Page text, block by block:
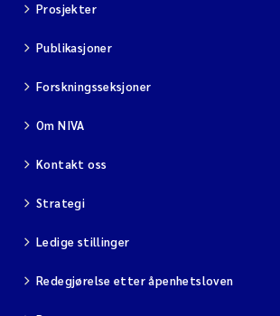
Prosjekter
Publikasjoner
Forskningsseksjoner
Om NIVA
Kontakt oss
Strategi
Ledige stillinger
Redegjørelse etter åpenhetsloven